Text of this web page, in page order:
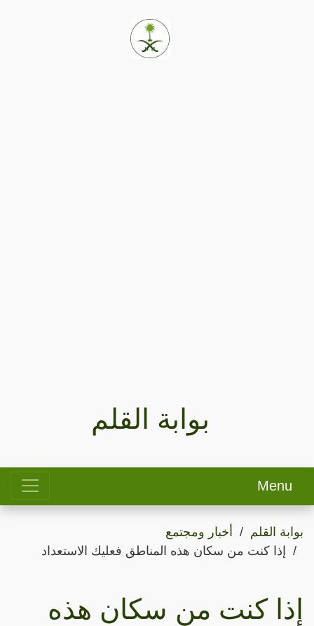
بوابة القلم
Menu
بوابة القلم
أخبار ومجتمع
إذا كنت من سكان هذه المناطق فعليك الاستعداد
إذا كنت من سكان هذه